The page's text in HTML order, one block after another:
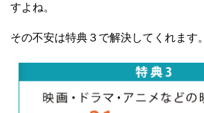
すよね。
その不安は特典３で解決してくれます。